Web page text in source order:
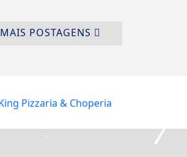
MAIS POSTAGENS